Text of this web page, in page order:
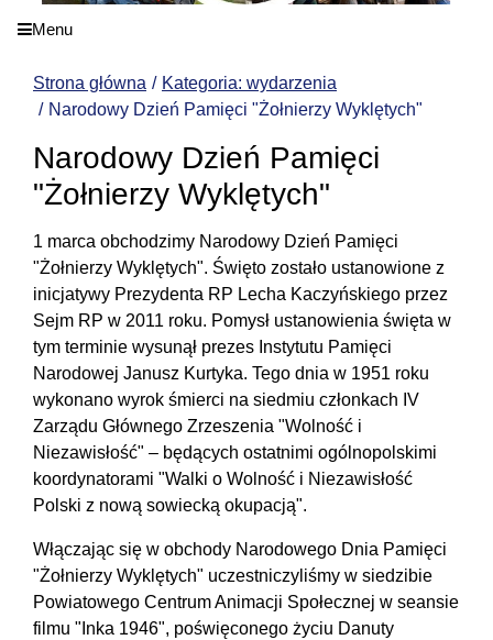
Menu
Strona główna
Kategoria: wydarzenia
Narodowy Dzień Pamięci "Żołnierzy Wyklętych"
Narodowy Dzień Pamięci
"Żołnierzy Wyklętych"
1 marca obchodzimy Narodowy Dzień Pamięci
"Żołnierzy Wyklętych". Święto zostało ustanowione z
inicjatywy Prezydenta RP Lecha Kaczyńskiego przez
Sejm RP w 2011 roku. Pomysł ustanowienia święta w
tym terminie wysunął prezes Instytutu Pamięci
Narodowej Janusz Kurtyka. Tego dnia w 1951 roku
wykonano wyrok śmierci na siedmiu członkach IV
Zarządu Głównego Zrzeszenia "Wolność i
Niezawisłość" – będących ostatnimi ogólnopolskimi
koordynatorami "Walki o Wolność i Niezawisłość
Polski z nową sowiecką okupacją".
Włączając się w obchody Narodowego Dnia Pamięci
"Żołnierzy Wyklętych" uczestniczyliśmy w siedzibie
Powiatowego Centrum Animacji Społecznej w seansie
filmu "Inka 1946", poświęconego życiu Danuty